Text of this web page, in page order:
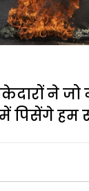
ने
पिसेंगे हम